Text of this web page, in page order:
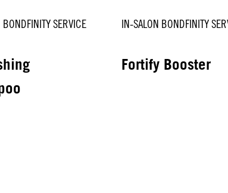
SERVICE IN-SALON BONDFINITY
Fortify Booster